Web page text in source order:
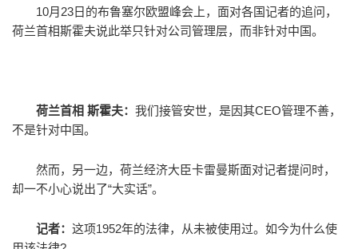
10月23日的布鲁塞尔欧盟峰会上，面对各国记者的追问，
荷兰首相斯霍夫说此举只针对公司管理层，而非针对中国。
荷兰首相 斯霍夫： 我们接管安世，是因其CEO管理不善，
不是针对中国。
然而，另一边，荷兰经济大臣卡雷曼斯面对记者提问时，
却一不小心说出了“大实话”。
记者： 这项1952年的法律，从未被使用过。如今为什么使